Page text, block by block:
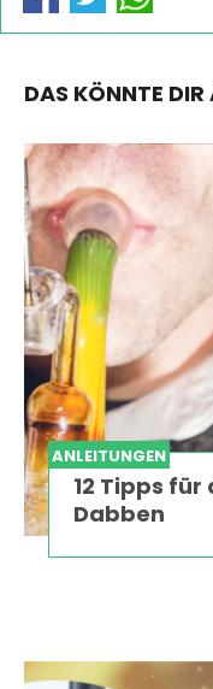
DAS KÖNNTE
ANLEITUNGEN
12 Tipps
Dabben